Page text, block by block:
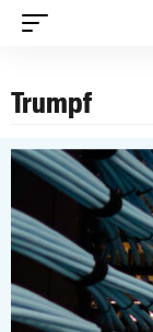
Trumpf